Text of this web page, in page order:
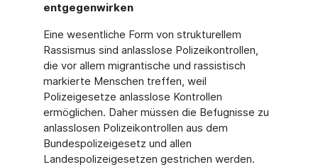
entgegenwirken
Eine wesentliche Form von strukturellem
Rassismus sind anlasslose Polizeikontrollen,
die vor allem migrantische und rassistisch
markierte Menschen treffen, weil
Polizeigesetze anlasslose Kontrollen
ermöglichen. Daher müssen die Befugnisse zu
anlasslosen Polizeikontrollen aus dem
Bundespolizeigesetz und allen
Landespolizeigesetzen gestrichen werden.